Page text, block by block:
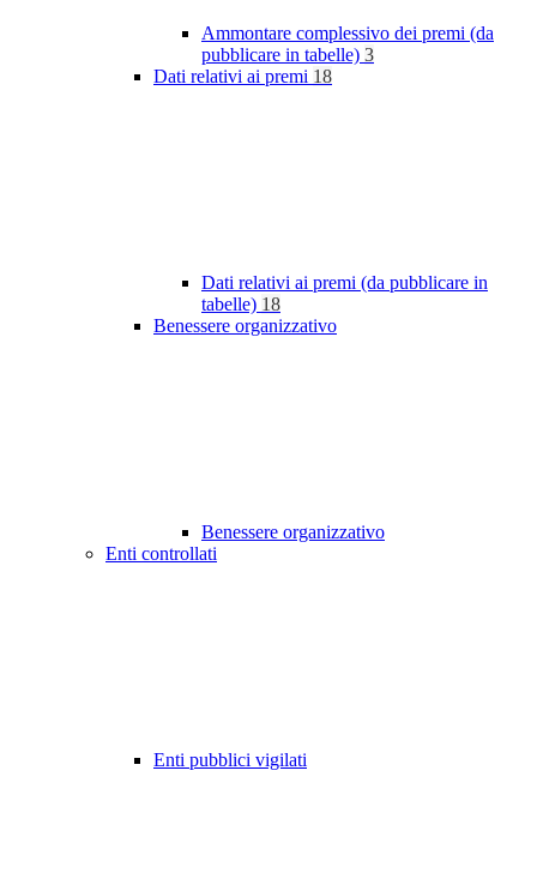
Ammontare complessivo dei premi (da
pubblicare in tabelle) 3
Dati relativi ai premi 18
Dati relativi ai premi (da pubblicare in
tabelle) 18
Benessere organizzativo
Benessere organizzativo
Enti controllati
Enti pubblici vigilati